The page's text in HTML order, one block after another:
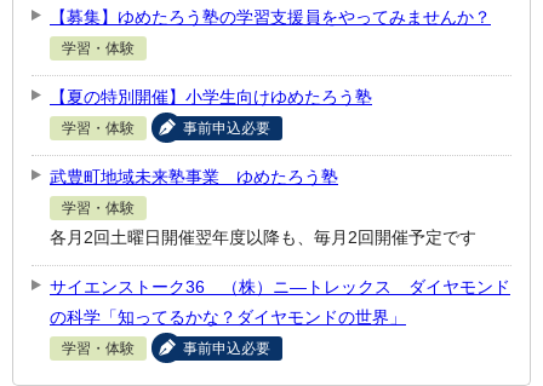
【募集】ゆめたろう塾の学習支援員をやってみませんか？
学習・体験
【夏の特別開催】小学生向けゆめたろう塾
学習・体験 事前申込必要
武豊町地域未来塾事業 ゆめたろう塾
学習・体験
各月2回土曜日開催翌年度以降も、毎月2回開催予定です
サイエンストーク36 （株）ニ―トレックス ダイヤモンド
の科学「知ってるかな？ダイヤモンドの世界」
学習・体験 事前申込必要